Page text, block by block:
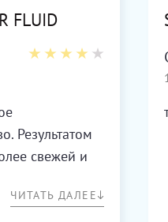
FLUID
Результатом
свежей и
ЧИТАТЬ ДАЛЕЕ